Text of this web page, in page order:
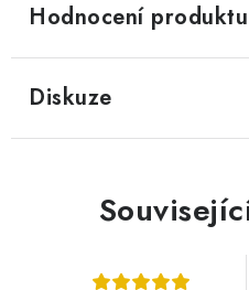
Hodnocení
Diskuze